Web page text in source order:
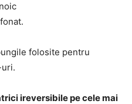
folosite pentru
ireversibile pe cele mai